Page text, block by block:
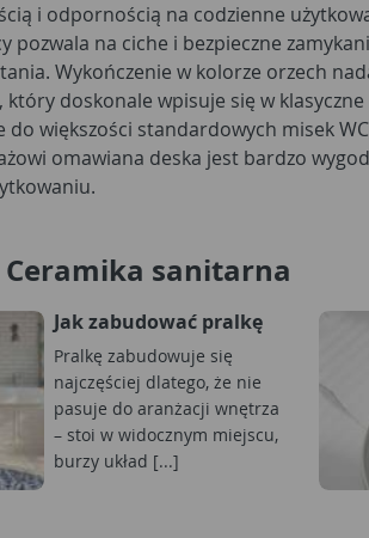
i odpornością na codzienne
pozwala na ciche i bezpieczne
Wykończenie w kolorze orzech
który doskonale wpisuje się w
do większości standardowych misek
omawiana deska jest bardzo
sanitarna
Jak zabudować pralkę
Pralkę zabudowuje się
najczęściej dlatego, że nie
pasuje do aranżacji wnętrza
– stoi w widocznym miejscu,
burzy układ [...]